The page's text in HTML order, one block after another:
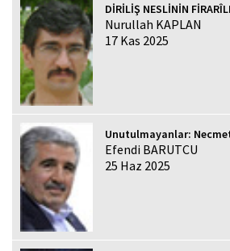
DİRİLİŞ NESLİNİN
Nurullah KAPLAN
17 Kas 2025
Unutulmayanlar:
Efendi BARUTCU
25 Haz 2025